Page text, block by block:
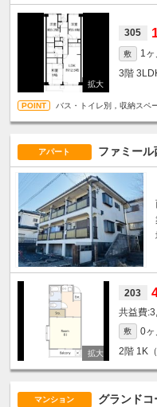
305
敷 1ヶ
3階
バス・トイレ別，収納スペ
アパート ファミール
203
敷 0ヶ
2階 1K
マンション グランドコ